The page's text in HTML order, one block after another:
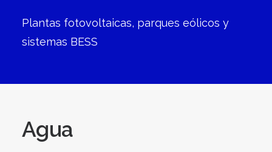
Plantas fotovoltaicas, parques eólicos y
sistemas BESS
Agua